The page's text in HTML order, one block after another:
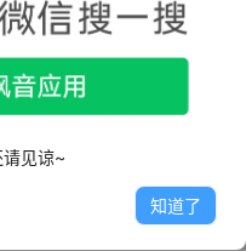
，十日天气预报，精
，覆盖中国 3000+ 市
日、单日模式自选
见谅~
知道了